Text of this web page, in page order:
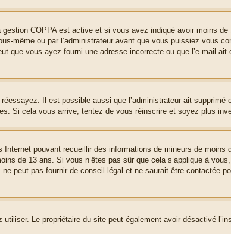
COPPA est active et si vous avez indiqué avoir moins
ou par l’administrateur avant que vous puissiez vous
que vous ayez fourni une adresse incorrecte ou que l’e-mail
Il est possible aussi que l’administrateur ait
Si cela vous arrive, tentez de vous réinscrire et soyez plus
pouvant recueillir des informations de mineurs de moins
de 13 ans. Si vous n’êtes pas sûr que cela s’applique à
peut pas fournir de conseil légal et ne saurait être contactée
Le propriétaire du site peut également avoir désactivé